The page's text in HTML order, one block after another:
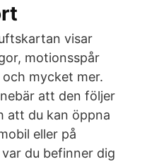
visar
motionsspår
mycket mer.
att den följer
att du kan öppna
eller på
du befinner dig